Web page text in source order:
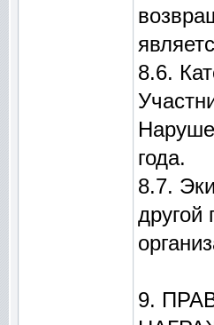
8.6.
года.
8.7.
другой
9.